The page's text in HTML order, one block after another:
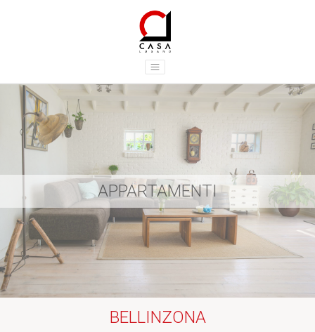
APPARTAMENTI
BELLINZONA